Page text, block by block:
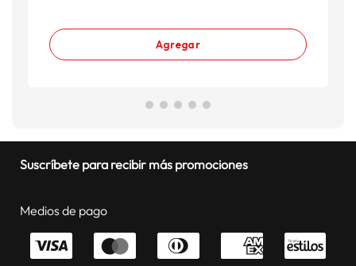
Agregar
Suscríbete para recibir más promociones
Medios de pago